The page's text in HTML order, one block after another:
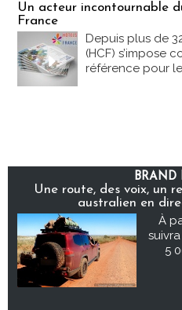
Un acteur incontournable
France
Depuis plus de
(HCF) s’impose
référence pour
BRAND
Une route, des voix, un
australien en
À
5